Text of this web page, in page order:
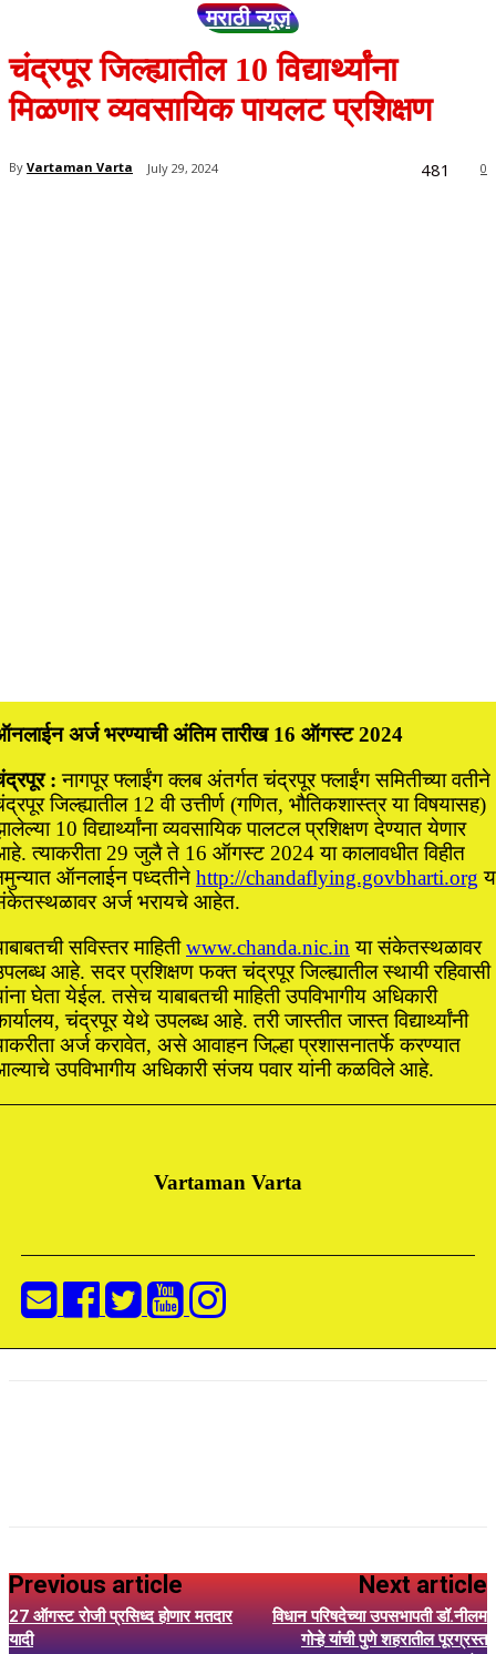
मराठी न्यूज़
चंद्रपूर जिल्ह्यातील 10 विद्यार्थ्यांना
मिळणार व्यवसायिक पायलट प्रशिक्षण
By Vartaman Varta July 29, 2024 0
481
अर्ज भरण्याची अंतिम तारीख 16 ऑगस्ट 2024
: नागपूर फ्लाईंग क्लब अंतर्गत चंद्रपूर फ्लाईंग समितीच्या वतीने
जिल्ह्यातील 12 वी उत्तीर्ण (गणित, भौतिकशास्त्र या विषयासह)
10 विद्यार्थ्यांना व्यवसायिक पालटल प्रशिक्षण देण्यात येणार
त्याकरीता 29 जुलै ते 16 ऑगस्ट 2024 या कालावधीत विहीत
ऑनलाईन पध्दतीने http://chandaflying.govbharti.org
अर्ज भरायचे आहेत.
सविस्तर माहितीwww.chanda.nic.in या संकेतस्थळावर
आहे. सदर प्रशिक्षण फक्त चंद्रपूर जिल्ह्यातील स्थायी रहिवासी
घेता येईल. तसेच याबाबतची माहिती उपविभागीय अधिकारी
चंद्रपूर येथे उपलब्ध आहे. तरी जास्तीत जास्त विद्यार्थ्यांनी
अर्ज करावेत, असे आवाहन जिल्हा प्रशासनातर्फे करण्यात
उपविभागीय अधिकारी संजय पवार यांनी कळविले आहे.
Vartaman Varta
Previous article
27 ऑगस्ट रोजी प्रसिध्द होणार मतदार
यादी
Next article
विधान परिषदेच्या उपसभापती डॉ.नीलम
गोऱ्हे यांची पुणे शहरातील पूरग्रस्त